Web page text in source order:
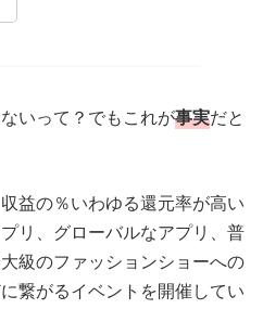
いって？でもこれが事実だと
益の％いわゆる還元率が高い
リ、グローバルなアプリ、普
級のファッションショーへの
繋がるイベントを開催してい